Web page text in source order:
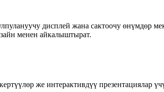
дисплей жана сактоочу өнүмдөр
менен айкалыштырат.
же интерактивдүү презентациялар